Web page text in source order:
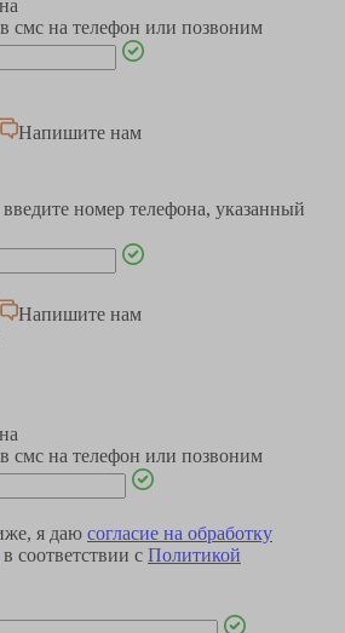
смс на телефон или позвоним
Напишите нам
номер телефона, указанный
Напишите нам
смс на телефон или позвоним
я даю согласие на обработку
в соответствии с Политикой